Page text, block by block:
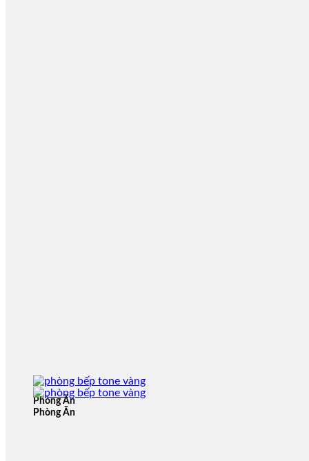
Phòng Ăn
Phòng Ăn